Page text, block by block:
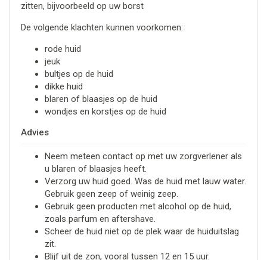
zitten, bijvoorbeeld op uw borst
De volgende klachten kunnen voorkomen:
rode huid
jeuk
bultjes op de huid
dikke huid
blaren of blaasjes op de huid
wondjes en korstjes op de huid
Advies
Neem meteen contact op met uw zorgverlener als
u blaren of blaasjes heeft.
Verzorg uw huid goed. Was de huid met lauw water.
Gebruik geen zeep of weinig zeep.
Gebruik geen producten met alcohol op de huid,
zoals parfum en aftershave.
Scheer de huid niet op de plek waar de huiduitslag
zit.
Blijf uit de zon, vooral tussen 12 en 15 uur.